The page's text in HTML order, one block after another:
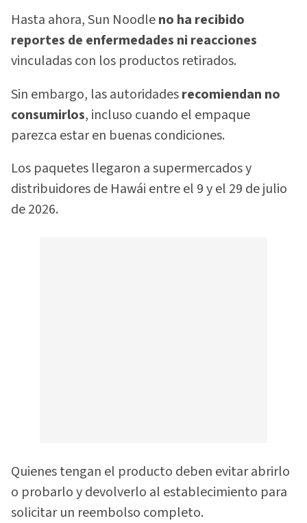
Hasta ahora, Sun Noodleno ha recibido
reportes de enfermedades ni reacciones
vinculadas con los productos retirados.
Sin embargo, las autoridadesrecomiendan no
consumirlos, incluso cuando el empaque
parezca estar en buenas condiciones.
Los paquetes llegaron a supermercados y
distribuidores de Hawái entre el 9 y el 29 de julio
de 2026.
Quienes tengan el producto deben evitar abrirlo
o probarlo y devolverlo al establecimiento para
solicitar un reembolso completo.